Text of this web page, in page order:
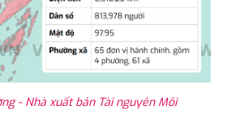
- Nhà xuất bản Tài nguyên Môi